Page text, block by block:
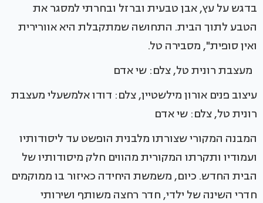
בדגש על עץ, אבן טבעית וברזל ובחרתי למסגר את
הטבע לתוך הבית. התחושה שמתקבלת היא אוורירית
ואין סופית", מסבירה טל.
מעצבת רונית טל, צלם: שי אדם
עיצוב פנים אורון מילשטיין, צלם: דודו אלמשעלי מעצבת
רונית טל, צלם: שי אדם
המבנה המקורי שצורתו מלבנית הופשט עד ליסודותיו
ועמודיו ותקרתו המקורית מהווים חלק מיסודותיו של
הבית החדש. כיום, משמשת היחידה כאיזור בו ממוקמים
חדרי השינה של ילדי, חדר רחצה משותף ושירותי